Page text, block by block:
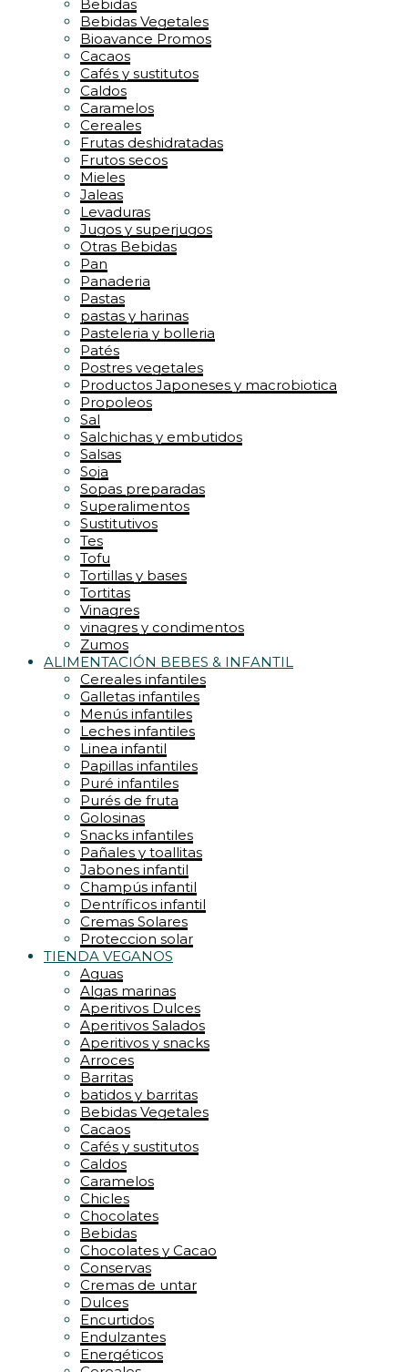
Bebidas
Bebidas Vegetales
Bioavance Promos
Cacaos
Cafés y sustitutos
Caldos
Caramelos
Cereales
Frutas deshidratadas
Frutos secos
Mieles
Jaleas
Levaduras
Jugos y superjugos
Otras Bebidas
Pan
Panaderia
Pastas
pastas y harinas
Pasteleria y bolleria
Patés
Postres vegetales
Productos Japoneses y macrobiotica
Propoleos
Sal
Salchichas y embutidos
Salsas
Soja
Sopas preparadas
Superalimentos
Sustitutivos
Tes
Tofu
Tortillas y bases
Tortitas
Vinagres
vinagres y condimentos
Zumos
ALIMENTACIÓN BEBES & INFANTIL
Cereales infantiles
Galletas infantiles
Menús infantiles
Leches infantiles
Linea infantil
Papillas infantiles
Puré infantiles
Purés de fruta
Golosinas
Snacks infantiles
Pañales y toallitas
Jabones infantil
Champús infantil
Dentríficos infantil
Cremas Solares
Proteccion solar
TIENDA VEGANOS
Aguas
Algas marinas
Aperitivos Dulces
Aperitivos Salados
Aperitivos y snacks
Arroces
Barritas
batidos y barritas
Bebidas Vegetales
Cacaos
Cafés y sustitutos
Caldos
Caramelos
Chicles
Chocolates
Bebidas
Chocolates y Cacao
Conservas
Cremas de untar
Dulces
Encurtidos
Endulzantes
Energéticos